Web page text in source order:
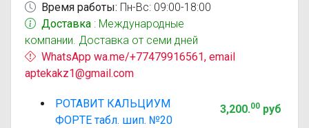
Время работы: Пн-Вс: 09:00-18:00
Доставка : Международные
компании. Доставка от семи дней
WhatsApp wa.me/+77479916561, email
aptekakz1@gmail.com
РОТАВИТ КАЛЬЦИУМ
ФОРТЕ табл. шип. №20
3,200.00руб